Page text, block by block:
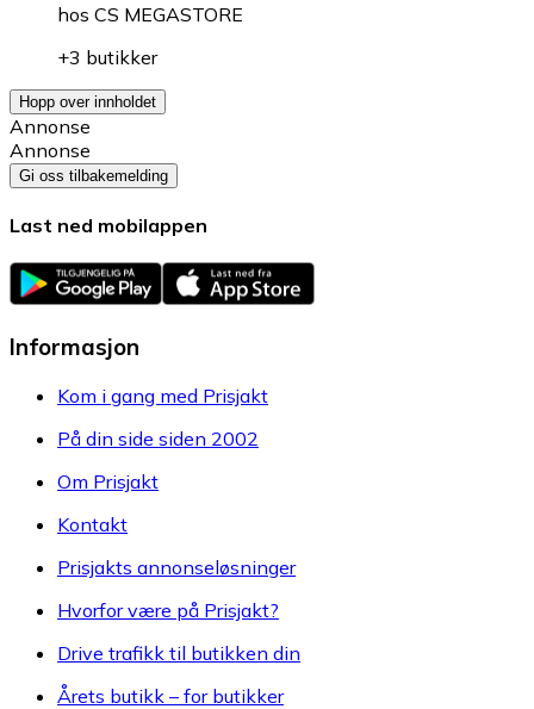
hos CS MEGASTORE
+3 butikker
Hopp over innholdet
Annonse
Annonse
Gi oss tilbakemelding
Last ned mobilappen
Informasjon
Kom i gang med Prisjakt
På din side siden 2002
Om Prisjakt
Kontakt
Prisjakts annonseløsninger
Hvorfor være på Prisjakt?
Drive trafikk til butikken din
Årets butikk – for butikker